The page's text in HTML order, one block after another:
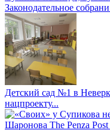
Законодательное
Детский сад №1 в
нацпроекту...